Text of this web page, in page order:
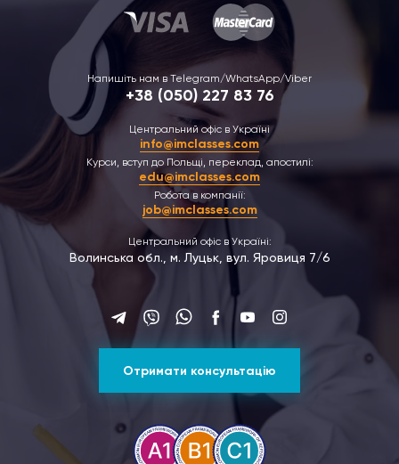
Напишіть нам в Telegram/WhatsApp/Viber
+38 (050) 227 83 76
Центральний офіс в Україні
info@imclasses.com
Курси, вступ до Польщі, переклад, апостилі:
edu@imclasses.com
Робота в компанії:
job@imclasses.com
Центральний офіс в Україні:
Волинська обл., м. Луцьк, вул. Яровиця 7/6
Отримати консультацію